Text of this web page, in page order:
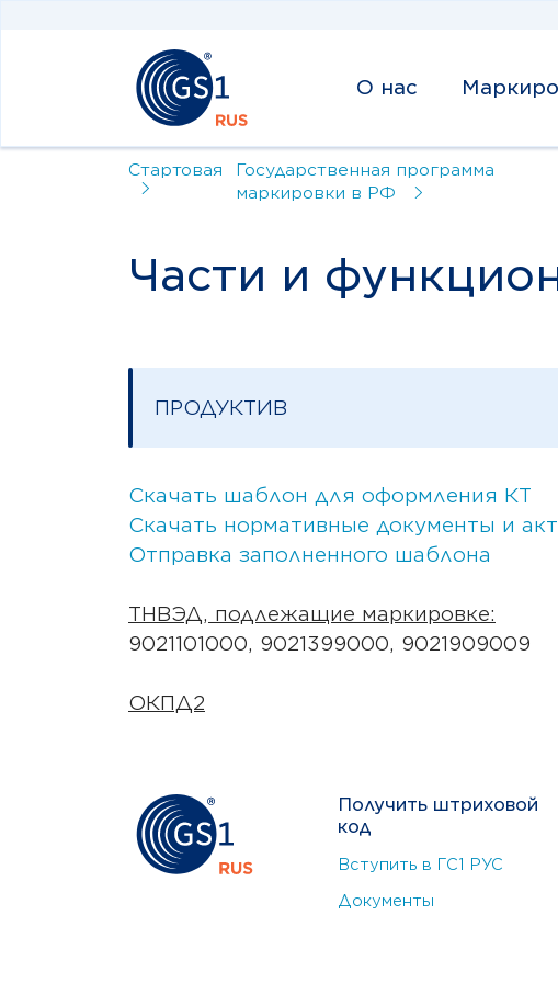
О нас
Стартовая
Государственная программа
маркировки в РФ
Части и
ПРОДУКТИВ
Скачать шаблон для оформления КТ
Скачать нормативные документы и
Отправка заполненного шаблона
ТНВЭД, подлежащие маркировке:
9021101000, 9021399000, 9021909009
ОКПД2
Получить штриховой
код
Вступить в ГС1 РУС
Документы